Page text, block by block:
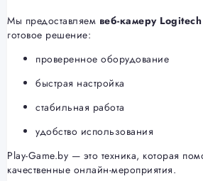
Мы предоставляем веб-камеру
готовое решение:
проверенное оборудование
быстрая настройка
стабильная работа
удобство использования
Play-Game.by — это техника, которая
качественные онлайн-мероприятия.